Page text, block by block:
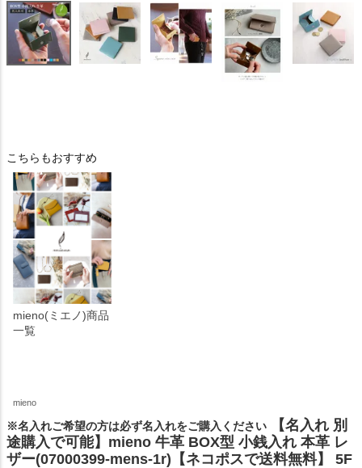
こちらもおすすめ
mieno(ミエノ)商品
一覧
mieno
※名入れご希望の方は必ず名入れをご購入ください
【名入れ 別
途購入で可能】mieno 牛革 BOX型 小銭入れ 本革 レ
ザー(07000399-mens-1r)【ネコポスで送料無料】 5F